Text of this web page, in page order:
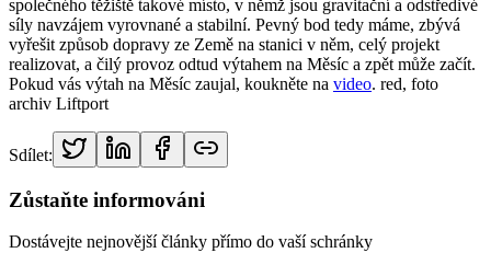
společného těžiště takové místo, v němž jsou gravitační a odstředivé
síly navzájem vyrovnané a stabilní. Pevný bod tedy máme, zbývá
vyřešit způsob dopravy ze Země na stanici v něm, celý projekt
realizovat, a čilý provoz odtud výtahem na Měsíc a zpět může začít.
Pokud vás výtah na Měsíc zaujal, koukněte na video. red, foto
archiv Liftport
Sdílet:
Zůstaňte informováni
Dostávejte nejnovější články přímo do vaší schránky